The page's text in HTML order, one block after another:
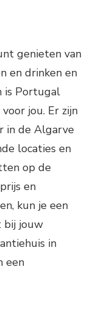
genieten van
en drinken en
is Portugal
jou. Er zijn
in de Algarve
locaties en
op de
en
kun je een
bij jouw
in
een